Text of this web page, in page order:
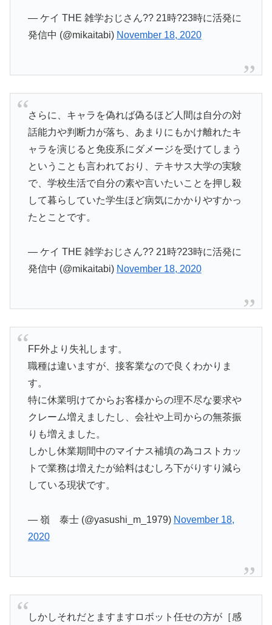
— ケイ THE 雑学おじさん?? 21時?23時に活発に
発信中 (@mikaitabi) November 18, 2020
さらに、キャラを偽れば偽るほど人間は自分の対
話能力や判断力が落ち、あまりにもかけ離れたキ
ャラを演じると免疫系にダメージを受けてしまう
ということも言われており、テキサス大学の実験
で、学校生活で自分の素や言いたいことを押し殺
して暮らしていた学生ほど病気にかかりやすかっ
たとことです。
— ケイ THE 雑学おじさん?? 21時?23時に活発に
発信中 (@mikaitabi) November 18, 2020
FF外より失礼します。
職種は違いますが、接客業なので良くわかりま
す。
特に休業明けてからお客様からの理不尽な要求や
クレーム増えましたし、会社や上司からの無茶振
りも増えました。
しかし休業期間中のマイナス補填の為コストカッ
トで業務は増えたが給料はむしろ下がりすり減ら
している現状です。
— 嶺 泰士 (@yasushi_m_1979) November 18,
2020
しかしそれだとますますロボット任せの方が［感